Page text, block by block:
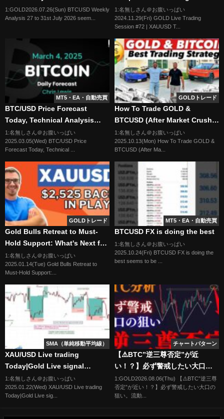
1:GOLD2026.07.26(Sun) BTCUSD Weekly
Analysis 27 to 31st July 2026 seem...
Stream | Forex Insights
1:名無しさん＠お腹いっぱい
2024.11.29(Fri) GOLD Live Trading
Session #72 | XAUUSD T...
MT5・EA・自動売買
BTC/USD Price Forecast
Today, Technical Analysis
(March 04): Bitcoin Falls Early
on Tuesday
1:名無しさん＠お腹いっぱい
2025.03.05(Wed) BTC/USD Price
Forecast Today, Technical ...
GOLDトレード
How To Trade GOLD &
BTCUSD (After Market Crush)
Best Forex Strategy
1:名無しさん＠お腹いっぱい
2025.10.13(Mon) How To Trade GOLD &
BTCUSD (After Ma...
GOLDトレード
Gold Bulls Retreat to Must-
Hold Support: What's Next for
XAUUSD?
1:名無しさん＠お腹いっぱい
2025.01.14(Tue) Gold Bulls Retreat to
Must-Hold Support:...
MT5・EA・自動売買
BTCUSD FX is doing the best
1:名無しさん＠お腹いっぱい
2025.10.24(Fri) BTCUSD FX is doing the
best seems to be ...
SMA（単純移動平均線）
XAU/USD Live trading
Today|Gold Live signal
22/01/25 | Forex & Gold
Signals|Live Forex Trading
1:名無しさん＠お腹いっぱい
2025.01.22(Wed) XAU/USD Live trading
Today|Gold Live sig...
チャートパターン
【⚠️BTC”逆三尊否定”が近
い！？】必ず警戒したい大口の
狙い。流動性の宝庫から大急落
を視野。短期三尊否定の上昇波
に乗れ:トレーダーRedの
1:GOLD2026.08.06(Thu) 【⚠️BTC”逆三尊
否定”が近い！？】必ず警戒したい大口の
狙い。流動...